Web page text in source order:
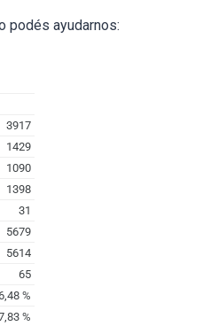
podés ayudarnos: